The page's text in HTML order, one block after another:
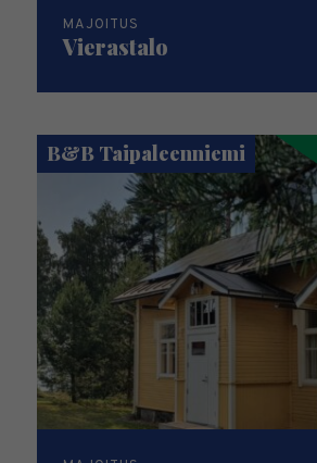
MAJOITUS
Vierastalo
B&B Taipaleenniemi